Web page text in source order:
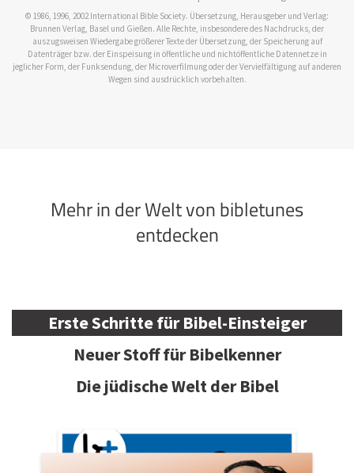
© 1986, 1996, 2002 International Bible Society. Übersetzung, Herausgeber und Verlag:
Brunnen Verlag, Basel und Gießen. Alle Rechte, insbesondere des Nachdrucks, der
auszugsweisen Wiedergabe größerer Texte der Übersetzung, der Speicherung auf
Datenträger bzw. der Einspeisung in öffentliche und nichtöffentliche Datennetze in
jeglicher Form, der Funksendung, der Microverfilmung oder der Vervielfältigung auf anderen
Wegen sind ausdrücklich vorbehalten.
Mehr in der Welt von bibletunes
entdecken
Erste Schritte für Bibel-Einsteiger
Neuer Stoff für Bibelkenner
Die jüdische Welt der Bibel